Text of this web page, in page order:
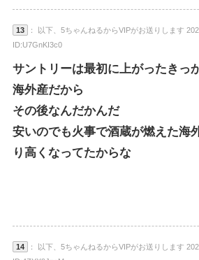
13
： 以下、5ちゃんねるからVIPがお送りします
ID:U7GnKI3c0
サントリーは最初に上がったきっ
海外産だから
その後なんだかんだ
安いのでも火事で酒蔵が燃えた海
り高くなってたからな
14
： 以下、5ちゃんねるからVIPがお送りします